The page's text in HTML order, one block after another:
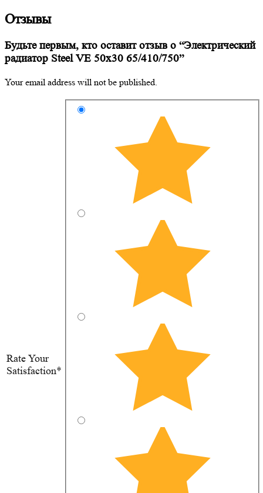
Отзывы
Будьте первым, кто оставит отзыв о “Электрический
радиатор Steel VE 50х30 65/410/750”
Your email address will not be published.
Rate Your
Satisfaction*